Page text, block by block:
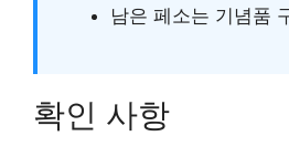
남은 페소는 기념품
확인 사항